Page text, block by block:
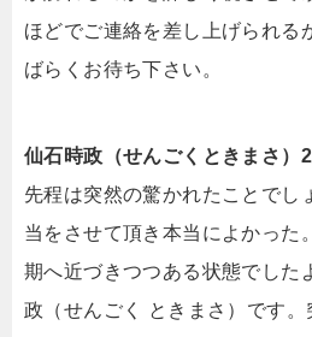
ほどでご連絡を差し上げられる
ばらくお待ち下さい。
仙石時政（せんごくときまさ）2
先程は突然の驚かれたことでし
当をさせて頂き本当によかった
期へ近づきつつある状態でした
政（せんごく ときまさ）です